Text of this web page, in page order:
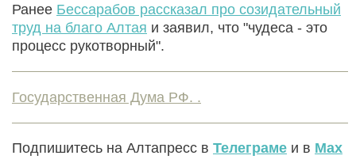
Ранее Бессарабов рассказал про созидательный
труд на благо Алтая и заявил, что "чудеса - это
процесс рукотворный".
Государственная Дума РФ. .
Подпишитесь на Алтапресс в Телеграме и в Max